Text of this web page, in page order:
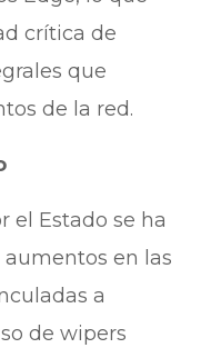
crítica de
que
de la red.
el Estado se ha
en las
a
de wipers